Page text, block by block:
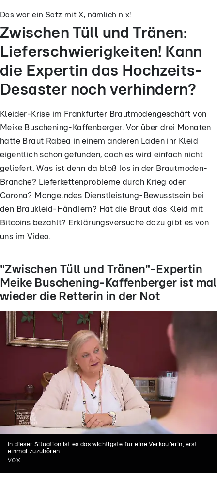
Das war ein Satz mit X, nämlich nix!
Zwischen Tüll und Tränen:
Lieferschwierigkeiten! Kann
die Expertin das Hochzeits-
Desaster noch verhindern?
Kleider-Krise im Frankfurter Brautmodengeschäft von
Meike Buschening-Kaffenberger. Vor über drei Monaten
hatte Braut Rabea in einem anderen Laden ihr Kleid
eigentlich schon gefunden, doch es wird einfach nicht
geliefert. Was ist denn da bloß los in der Brautmoden-
Branche? Lieferkettenprobleme durch Krieg oder
Corona? Mangelndes Dienstleistung-Bewusstsein bei
den Braukleid-Händlern? Hat die Braut das Kleid mit
Bitcoins bezahlt? Erklärungsversuche dazu gibt es von
uns im Video.
"Zwischen Tüll und Tränen"-Expertin
Meike Buschening-Kaffenberger ist mal
wieder die Retterin in der Not
In dieser Situation ist es das wichtigste für eine Verkäuferin, erst
einmal zuzuhören
VOX